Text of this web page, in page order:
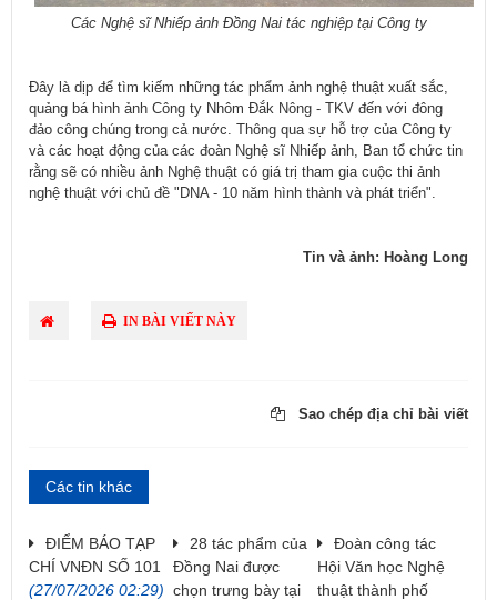
Các Nghệ sĩ Nhiếp ảnh Đồng Nai tác nghiệp tại Công ty
Đây là dịp để tìm kiếm những tác phẩm ảnh nghệ thuật xuất sắc,
quảng bá hình ảnh Công ty Nhôm Đắk Nông - TKV đến với đông
đảo công chúng trong cả nước. Thông qua sự hỗ trợ của Công ty
và các hoạt động của các đoàn Nghệ sĩ Nhiếp ảnh, Ban tổ chức tin
rằng sẽ có nhiều ảnh Nghệ thuật có giá trị tham gia cuộc thi ảnh
nghệ thuật với chủ đề "DNA - 10 năm hình thành và phát triển".
Tin và ảnh: Hoàng Long
IN BÀI VIẾT NÀY
Sao chép địa chỉ bài viết
Các tin khác
ĐIỂM BÁO TẠP
CHÍ VNĐN SỐ 101
(27/07/2026 02:29)
28 tác phẩm của
Đồng Nai được
chọn trưng bày tại
Đoàn công tác
Hội Văn học Nghệ
thuật thành phố